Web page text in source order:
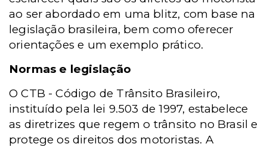
ao ser abordado em uma blitz, com base na
legislação brasileira, bem como oferecer
orientações e um exemplo prático.
Normas e legislação
O CTB - Código de Trânsito Brasileiro,
instituído pela lei 9.503 de 1997, estabelece
as diretrizes que regem o trânsito no Brasil e
protege os direitos dos motoristas. A